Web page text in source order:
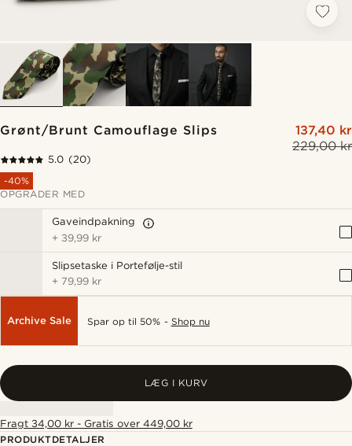
Grønt/Brunt Camouflage Slips
229,00 kr
137,40 kr
5.0 (20)
-40%
OPGRADER MED
Gaveindpakning
+ 39,99 kr
Slipsetaske i Portefølje-stil
+ 79,99 kr
Archive Sale Spar op til 50% - Shop nu
LÆG I KURV
Fragt 34,00 kr - Gratis over 449,00 kr
PRODUKTDETALJER